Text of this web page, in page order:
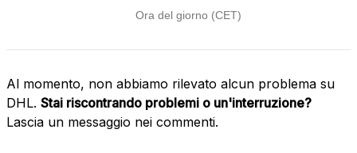
Al momento, non abbiamo rilevato alcun problema su
DHL. Stai riscontrando problemi o un'interruzione?
Lascia un messaggio nei commenti.